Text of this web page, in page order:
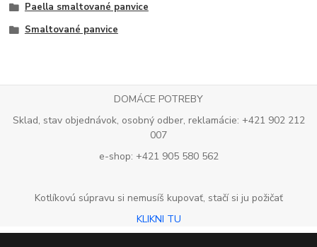
Paella smaltované panvice
Smaltované panvice
DOMÁCE POTREBY
Sklad, stav objednávok, osobný odber, reklamácie: +421 902 212
007
e-shop: +421 905 580 562
Kotlíkovú súpravu si nemusíš kupovať, stačí si ju požičať
KLIKNI TU